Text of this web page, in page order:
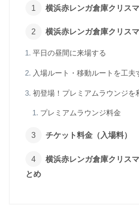
横浜赤レンガ倉庫クリス
横浜赤レンガ倉庫クリス
平日の昼間に来場する
入場ルート・移動ルートを工夫
初登場！プレミアムラウンジを
プレミアムラウンジ料金
チケット料金（入場料）
横浜赤レンガ倉庫クリス
とめ